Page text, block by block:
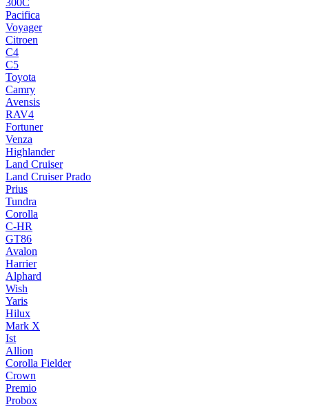
300C
Pacifica
Voyager
Citroen
C4
C5
Toyota
Camry
Avensis
RAV4
Fortuner
Venza
Highlander
Land Cruiser
Land Cruiser Prado
Prius
Tundra
Corolla
C-HR
GT86
Avalon
Harrier
Alphard
Wish
Yaris
Hilux
Mark X
Ist
Allion
Corolla Fielder
Crown
Premio
Probox